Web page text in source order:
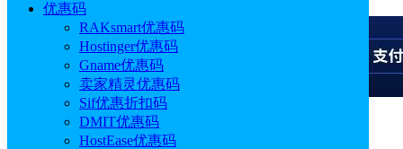
优惠码
RAKsmart优惠码
Hostinger优惠码
Gname优惠码
卖家精灵优惠码
Sif优惠折扣码
DMIT优惠码
HostEase优惠码